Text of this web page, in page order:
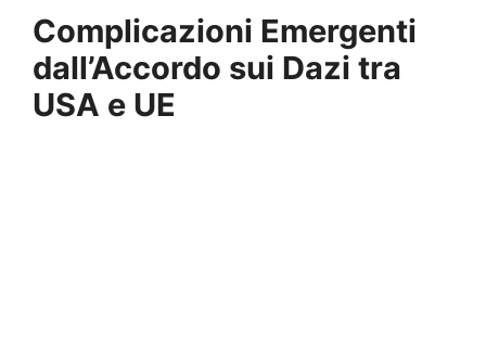
Complicazioni Emergenti
dall’Accordo sui Dazi tra
USA e UE